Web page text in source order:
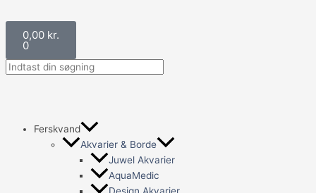
til
indholdet
0,00 kr.
0
Kurv
Ferskvand
Akvarier & Borde
Juwel Akvarier
AquaMedic